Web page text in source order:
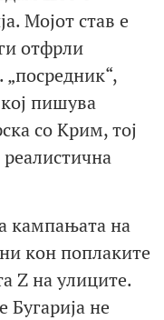
Мојот став е
отфрли
пишува
со Крим, тој
кампањата на
кон поплаките
Z на улиците.
Бугарија не